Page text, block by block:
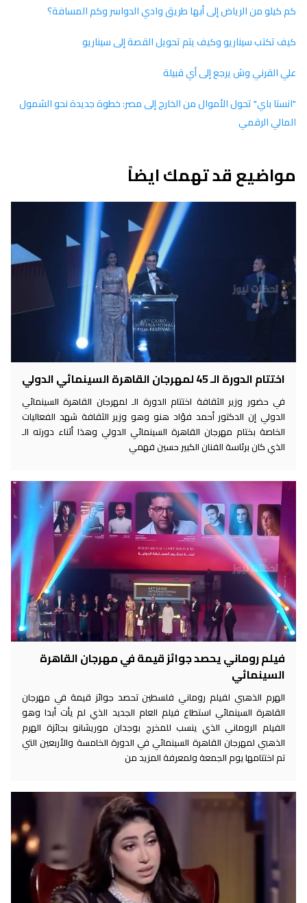
كم كيلو من الرياض إلى أبها طريق وادي الدواسر وكم المسافة؟
كيف تكتب سيناريو وكيف يتم تحويل القصة إلى سيناريو
علي القرني وش يرجع إلى أي قبيلة
"انستا باي" تحول الأموال من الخارج إلى مصر: خطوة جديدة نحو الشمول
المالي الرقمي
مواضيع قد تهمك ايضاً
اختتام الدورة الـ 45 لمهرجان القاهرة السينمائي الدولي
في حضور وزير الثقافة اختتام الدورة الـ لمهرجان القاهرة السينمائي
الدولي إن الدكتور أحمد فؤاد هنو وهو وزير الثقافة شهد الفعاليات
الخاصة بختام مهرجان القاهرة السينمائي الدولي وهذا أثناء دورته الـ
الذي كان برئاسة الفنان الكبير حسين فهمي
فيلم روماني يحصد جوائز قيمة في مهرجان القاهرة
السينمائي
الهرم الذهبي لفيلم روماني فلسطين تحصد جوائز قيمة في مهرجان
القاهرة السينمائي استطاع فيلم العام الجديد الذي لم يأت أبدا وهو
الفيلم الروماني الذي ينسب للمخرج بوجدان موريشانو بجائزة الهرم
الذهبي لمهرجان القاهرة السينمائي في الدورة الخامسة والأربعين التي
تم اختتامها يوم الجمعة ولمعرفة المزيد من